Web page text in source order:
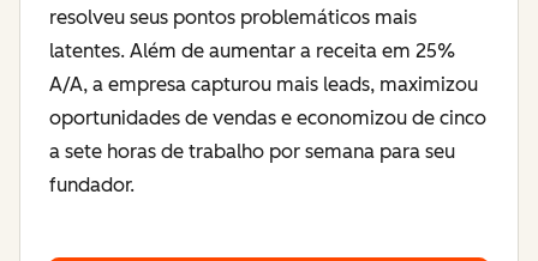
resolveu seus pontos problemáticos mais
latentes. Além de aumentar a receita em 25%
A/A, a empresa capturou mais leads, maximizou
oportunidades de vendas e economizou de cinco
a sete horas de trabalho por semana para seu
fundador.